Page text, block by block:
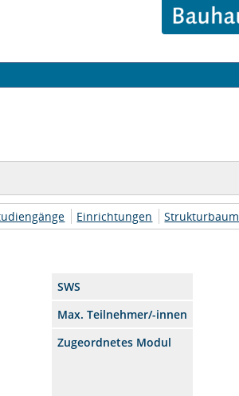
Einrichtungen Strukturbaum
SWS
Max. Teilnehmer/-innen
Zugeordnetes Modul